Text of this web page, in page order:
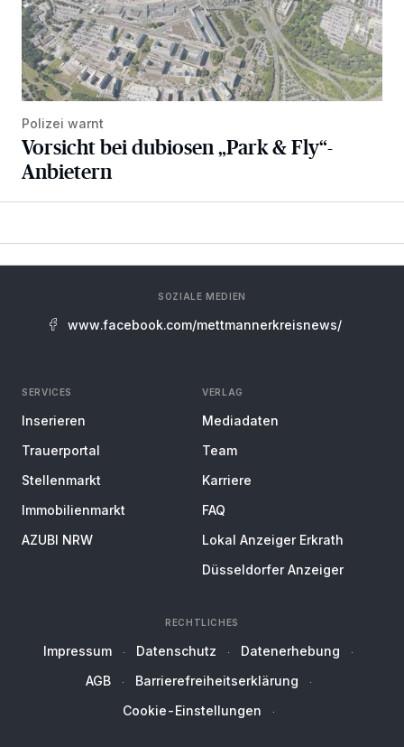
Polizei warnt
Vorsicht bei dubiosen „Park & Fly“-
Anbietern
SOZIALE MEDIEN
www.facebook.com/mettmannerkreisnews/
SERVICES
Inserieren
Trauerportal
Stellenmarkt
Immobilienmarkt
AZUBI NRW
VERLAG
Mediadaten
Team
Karriere
FAQ
Lokal Anzeiger Erkrath
Düsseldorfer Anzeiger
RECHTLICHES
Impressum Datenschutz
Datenerhebung
AGB
Barrierefreiheitserklärung
Cookie-Einstellungen